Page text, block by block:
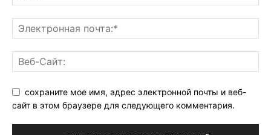
сохраните мое имя, адрес электронной почты и веб-
сайт в этом браузере для следующего комментария.